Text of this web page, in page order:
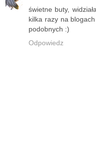
świetne buty,
kilka razy na
podobnych :)
Odpowiedz